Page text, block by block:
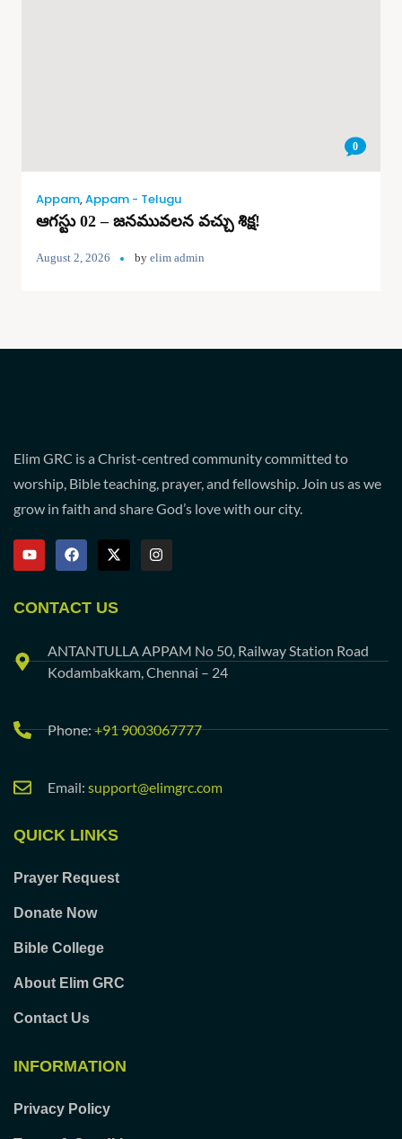
0
Appam,Appam - Telugu
ఆగస్టు 02 – జనమువలన వచ్చు శిక్ష!
August 2, 2026 by elim admin
Elim GRC is a Christ-centred community committed to
worship, Bible teaching, prayer, and fellowship. Join us as we
grow in faith and share God’s love with our city.
CONTACT US
ANTANTULLA APPAM No 50, Railway Station Road
Kodambakkam, Chennai – 24
Phone:+91 9003067777
Email: support@elimgrc.com
QUICK LINKS
Prayer Request
Donate Now
Bible College
About Elim GRC
Contact Us
INFORMATION
Privacy Policy